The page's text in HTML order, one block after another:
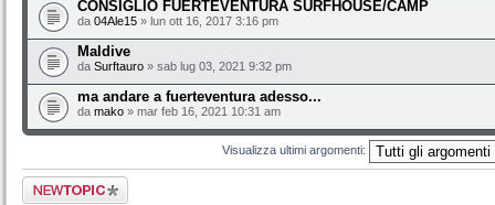
CONSIGLIO FUERTEVENTURA SURFHOUSE/CAMP
da 04Ale15 » lun ott 16, 2017 3:16 pm
Maldive
da Surftauro » sab lug 03, 2021 9:32 pm
ma andare a fuerteventura adesso...
da mako » mar feb 16, 2021 10:31 am
Visualizza ultimi argomenti:
Scrivi un nuovo
argomento